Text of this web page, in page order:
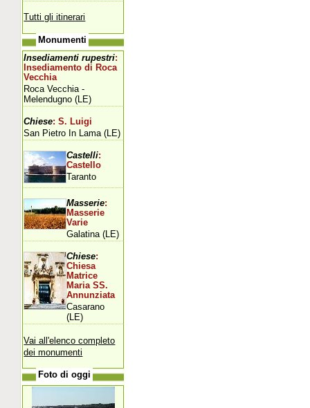
Tutti gli itinerari
Monumenti
Insediamenti rupestri:
Insediamento di Roca
Vecchia
Roca Vecchia -
Melendugno (LE)
Chiese: S. Luigi
San Pietro In Lama (LE)
Castelli:
Castello
Taranto
Masserie:
Masserie
Varie
Galatina (LE)
Chiese:
Chiesa
Matrice
Maria SS.
Annunziata
Casarano
(LE)
Vai all'elenco completo
dei monumenti
Foto di oggi